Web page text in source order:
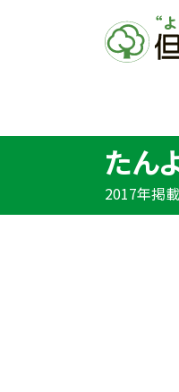
たん
2017年掲